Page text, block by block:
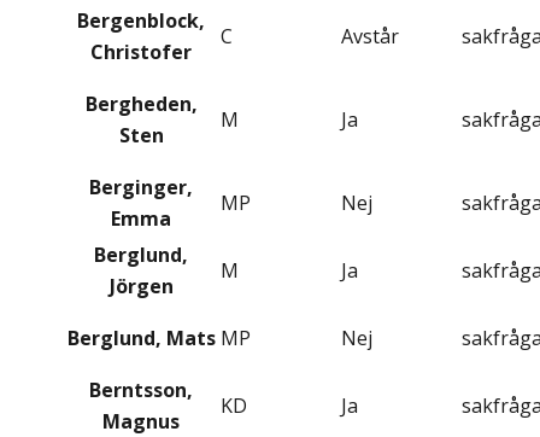
Bergenblock,
Christofer
C Avstår
Bergheden,
Sten
M Ja
Berginger,
Emma
MP Nej
Berglund,
Jörgen
M Ja
Berglund, Mats MP Nej
Berntsson,
Magnus
KD Ja